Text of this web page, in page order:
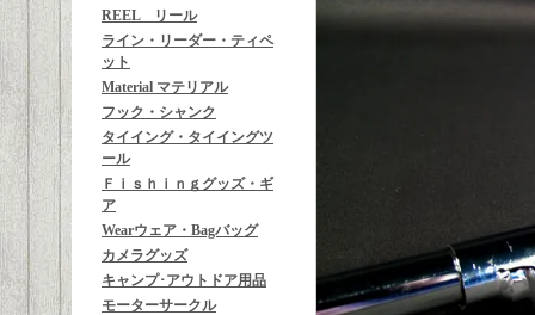
REEL リール
ライン・リーダー・ティペ
ット
Material マテリアル
フック・シャンク
タイイング・タイイングツ
ール
Ｆｉｓｈｉｎｇグッズ・ギ
ア
Wearウェア・Bagバッグ
カメラグッズ
キャンプ･アウトドア用品
モーターサークル